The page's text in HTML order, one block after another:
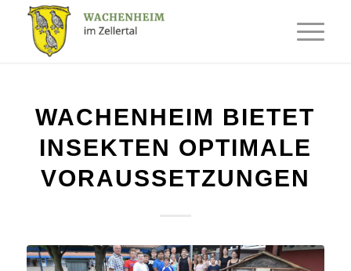
WACHENHEIM BIETET
INSEKTEN OPTIMALE
VORAUSSETZUNGEN